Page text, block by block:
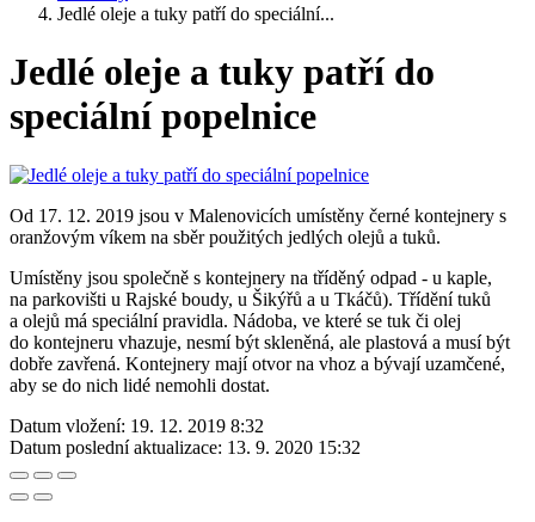
Jedlé oleje a tuky patří do speciální...
Jedlé oleje a tuky patří do
speciální popelnice
Od 17. 12. 2019 jsou v Malenovicích umístěny černé kontejnery s
oranžovým víkem na sběr použitých jedlých olejů a tuků.
Umístěny jsou společně s kontejnery na tříděný odpad - u kaple,
na parkovišti u Rajské boudy, u Šikýřů a u Tkáčů). Třídění tuků
a olejů má speciální pravidla. Nádoba, ve které se tuk či olej
do kontejneru vhazuje, nesmí být skleněná, ale plastová a musí být
dobře zavřená. Kontejnery mají otvor na vhoz a bývají uzamčené,
aby se do nich lidé nemohli dostat.
Datum vložení: 19. 12. 2019 8:32
Datum poslední aktualizace: 13. 9. 2020 15:32